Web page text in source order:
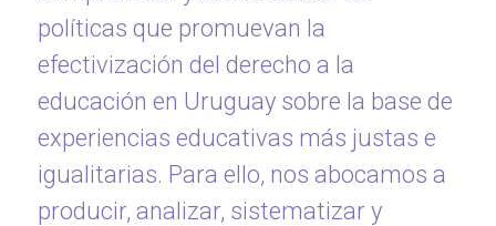
políticas que promuevan la
efectivización del derecho a la
educación en Uruguay sobre la base de
experiencias educativas más justas e
igualitarias. Para ello, nos abocamos a
producir, analizar, sistematizar y